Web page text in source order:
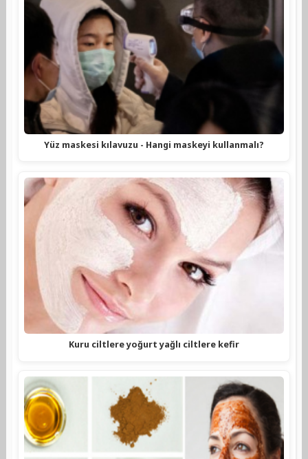
Yüz maskesi kılavuzu - Hangi maskeyi kullanmalı?
Kuru ciltlere yoğurt yağlı ciltlere kefir